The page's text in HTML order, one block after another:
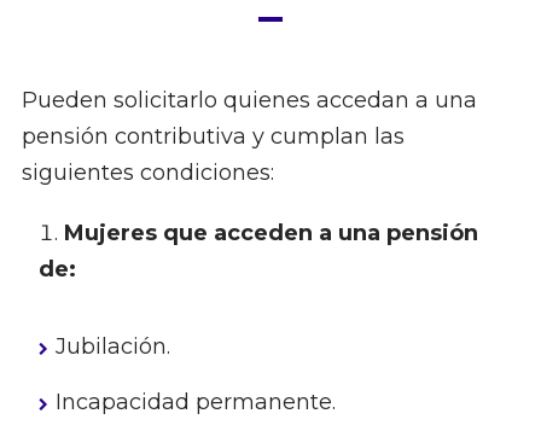
Pueden solicitarlo quienes accedan a una
pensión contributiva y cumplan las
siguientes condiciones:
Mujeres que acceden a una pensión
de:
Jubilación.
Incapacidad permanente.